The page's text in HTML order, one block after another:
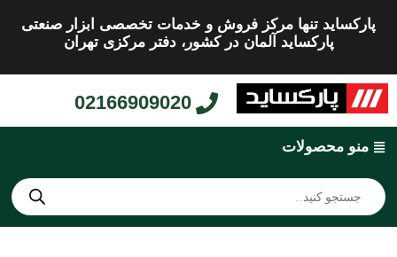
پارکساید تنها مرکز فروش و خدمات تخصصی ابزار صنعتی
پارکساید آلمان در کشور، دفتر مرکزی تهران
02166909020
منو محصولات